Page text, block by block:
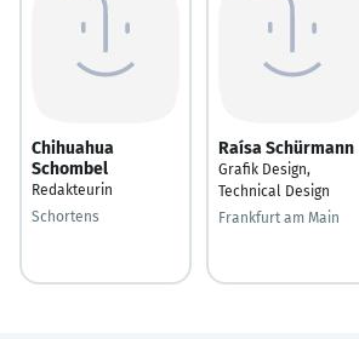
Chihuahua
Schombel
Redakteurin
Schortens
Raísa Schürmann
Grafik Design,
Technical Design
Frankfurt am Main